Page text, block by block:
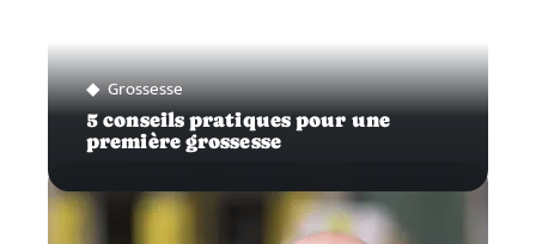
Grossesse
5 conseils pratiques pour une
première grossesse